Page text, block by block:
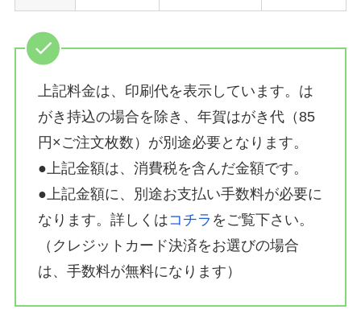
上記料金は、印刷代を表示しています。は
がき持込の場合を除き、年賀はがき代（85
円×ご注文枚数）が別途必要となります。
●上記金額は、消費税を含んだ金額です。
●上記金額に、別途お支払い手数料が必要に
なります。詳しくはコチラ をご覧下さい。
（クレジットカード決済をお選びの場合
は、手数料が無料になります）